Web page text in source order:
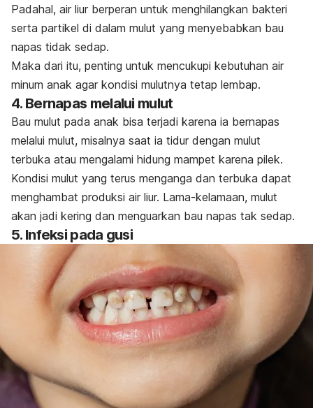
Padahal, air liur berperan untuk menghilangkan bakteri
serta partikel di dalam mulut yang menyebabkan bau
napas tidak sedap.
Maka dari itu, penting untuk mencukupi kebutuhan air
minum anak agar kondisi mulutnya tetap lembap.
4. Bernapas melalui mulut
Bau mulut pada anak bisa terjadi karena ia bernapas
melalui mulut, misalnya saat ia tidur dengan mulut
terbuka atau mengalami hidung mampet karena pilek.
Kondisi mulut yang terus menganga dan terbuka dapat
menghambat produksi air liur. Lama-kelamaan, mulut
akan jadi kering dan menguarkan bau napas tak sedap.
5. Infeksi pada gusi